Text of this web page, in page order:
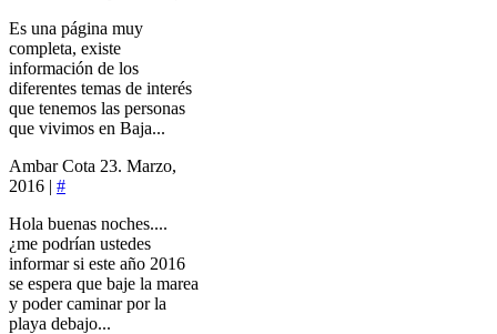
Es una página muy
completa, existe
información de los
diferentes temas de interés
que tenemos las personas
que vivimos en Baja...
Ambar Cota 23. Marzo,
2016 | #
Hola buenas noches....
¿me podrían ustedes
informar si este año 2016
se espera que baje la marea
y poder caminar por la
playa debajo...